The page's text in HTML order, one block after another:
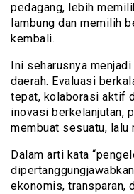
pedagang, lebih
lambung dan memilih
kembali.
Ini seharusnya
daerah. Evaluasi
tepat, kolaborasi aktif
inovasi berkelanjutan,
membuat sesuatu, lalu
Dalam arti kata
ekonomis, transparan,